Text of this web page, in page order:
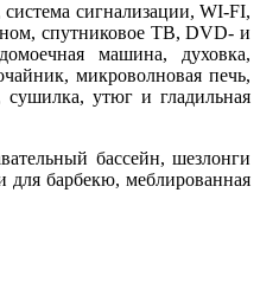
сигнализации, WI-FI,
спутниковое ТВ, DVD- и
машина, духовка,
микроволновая печь,
сушилка, утюг и гладильная
бассейн, шезлонги
для барбекю, меблированная